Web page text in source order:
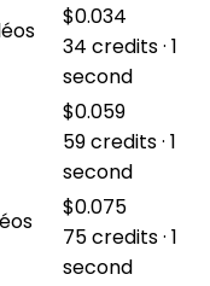
$0.034
34 credits · 1
second
$0.059
59 credits · 1
second
$0.075
75 credits · 1
second